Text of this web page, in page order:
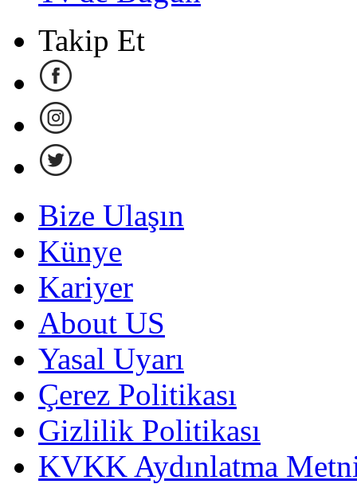
Takip Et
Bize Ulaşın
Künye
Kariyer
About US
Yasal Uyarı
Çerez Politikası
Gizlilik Politikası
KVKK Aydınlatma